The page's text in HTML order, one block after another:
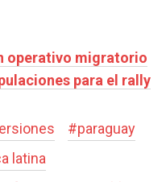
operativo migratorio
para el rally
#paraguay
latina